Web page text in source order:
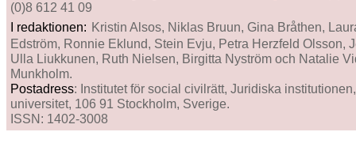
(0)8 612 41 09
I redaktionen: Kristin Alsos, Niklas Bruun, Gina Bråthen,
Edström, Ronnie Eklund, Stein Evju, Petra Herzfeld Olsson,
Ulla Liukkunen, Ruth Nielsen, Birgitta Nyström och Natalie
Munkholm.
Postadress: Institutet för social civilrätt, Juridiska
universitet, 106 91 Stockholm, Sverige.
ISSN: 1402-3008